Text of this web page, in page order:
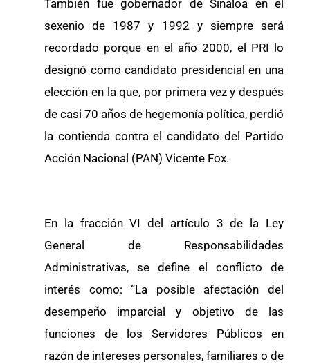
También fue gobernador de Sinaloa en el
sexenio de 1987 y 1992 y siempre será
recordado porque en el año 2000, el PRI lo
designó como candidato presidencial en una
elección en la que, por primera vez y después
de casi 70 años de hegemonía política, perdió
la contienda contra el candidato del Partido
Acción Nacional (PAN) Vicente Fox.
En la fracción VI del artículo 3 de la Ley
General de Responsabilidades
Administrativas, se define el conflicto de
interés como: “La posible afectación del
desempeño imparcial y objetivo de las
funciones de los Servidores Públicos en
razón de intereses personales, familiares o de